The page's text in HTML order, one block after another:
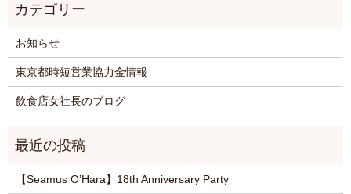
お知らせ
東京都時短営業協力金情報
飲食店女社長のブログ
【Seamus O’Hara】18th Anniversary Party